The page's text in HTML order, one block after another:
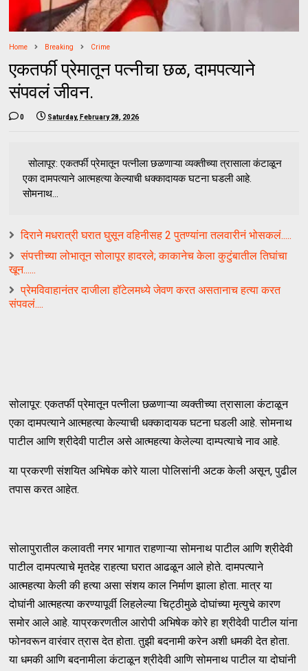
Home Breaking Crime
एकतर्फी प्रेमातून पत्नीचा छळ, दामपत्याने
संपवलं जीवन.
0 Saturday, February 28, 2026
सोलापूर: एकतर्फी प्रेमातून पत्नीला छळणाऱ्या व्यक्तीच्या त्रासाला कंटाळून
एका दामपत्याने आत्महत्या केल्याची धक्कादायक घटना घडली आहे.
सोमनाथ...
दिराने मधरात्री घरात घुसून वहिनीसह 2 पुतण्यांना तलवारीनं भोसकलं.....
संपत्तीच्या लोभातून सोलापूर हादरले; काकानेच केला कुटुंबातील तिघांचा
खून......
प्रेमविवाहानंतर दाजीला हॉटेलमध्ये जेवण करत असतानाच हत्या करत
संपवलं....
सोलापूर: एकतर्फी प्रेमातून पत्नीला छळणाऱ्या व्यक्तीच्या त्रासाला कंटाळून
एका दामपत्याने आत्महत्या केल्याची धक्कादायक घटना घडली आहे. सोमनाथ
पाटील आणि श्रीदेवी पाटील असे आत्महत्या केलेल्या दाम्पत्याचे नाव आहे.
या प्रकरणी संशयित अभिषेक कोरे याला पोलिसांनी अटक केली असून, पुढील
तपास करत आहेत.
सोलापुरातील कलावती नगर भागात राहणाऱ्या सोमनाथ पाटील आणि श्रीदेवी
पाटील दामपत्याचे मृतदेह राहत्या घरात आढळून आले होते. दामपत्याने
आत्महत्या केली की हत्या असा संशय काल निर्माण झाला होता. मात्र या
दोघांनी आत्महत्या करण्यापूर्वी लिहलेल्या चिट्ठीमुळे दोघांच्या मृत्युचे कारण
समोर आले आहे. याप्रकरणतील आरोपी अभिषेक कोरे हा श्रीदेवी पाटील यांना
फोनवरून वारंवार त्रास देत होता. तुझी बदनामी करेन अशी धमकी देत होता.
या धमकी आणि बदनामीला कंटाळून श्रीदेवी आणि सोमनाथ पाटील या दोघांनी